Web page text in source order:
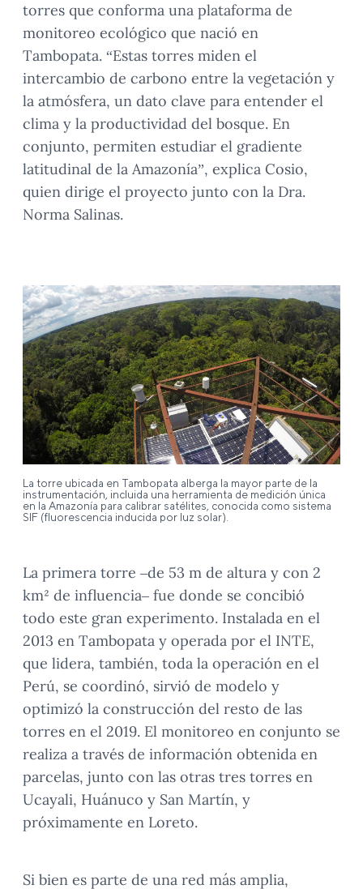
torres que conforma una plataforma de
monitoreo ecológico que nació en
Tambopata. “Estas torres miden el
intercambio de carbono entre la vegetación y
la atmósfera, un dato clave para entender el
clima y la productividad del bosque. En
conjunto, permiten estudiar el gradiente
latitudinal de la Amazonía”, explica Cosio,
quien dirige el proyecto junto con la Dra.
Norma Salinas.
La torre ubicada en Tambopata alberga la mayor parte de la
instrumentación, incluida una herramienta de medición única
en la Amazonía para calibrar satélites, conocida como sistema
SIF (fluorescencia inducida por luz solar).
La primera torre –de 53 m de altura y con 2
km² de influencia– fue donde se concibió
todo este gran experimento. Instalada en el
2013 en Tambopata y operada por el INTE,
que lidera, también, toda la operación en el
Perú, se coordinó, sirvió de modelo y
optimizó la construcción del resto de las
torres en el 2019. El monitoreo en conjunto se
realiza a través de información obtenida en
parcelas, junto con las otras tres torres en
Ucayali, Huánuco y San Martín, y
próximamente en Loreto.
Si bien es parte de una red más amplia,